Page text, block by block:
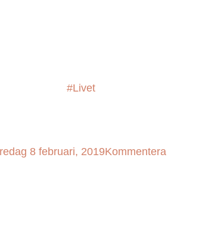
#Livet
8 februari, 2019Kommentera